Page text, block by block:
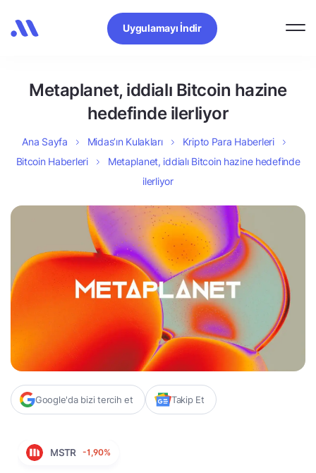
Uygulamayı İndir
Metaplanet, iddialı Bitcoin hazine
hedefinde ilerliyor
Ana Sayfa Midas’ın Kulakları
Kripto Para Haberleri
Bitcoin Haberleri
Metaplanet, iddialı Bitcoin hazine hedefinde
ilerliyor
Google'da bizi tercih et Takip Et
MSTR -1,90%